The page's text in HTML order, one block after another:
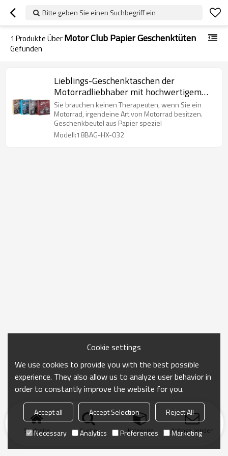
Bitte geben Sie einen Suchbegriff ein
1 Produkte ÜberMotor Club Papier Geschenktüten
Gefunden
Lieblings-Geschenktaschen der
Motorradliebhaber mit hochwertigem
Papier und 4 Designs in Tongle-
Verpackung
Sie brauchen keinen Therapeuten, wenn Sie ein
Motorrad, irgendeine Art von Motorrad besitzen.
Geschenkbeutel aus Papier speziel
Modell:18BAG-HX-032
Startseite Suche Kategorie Anfrage senden
Cookie settings
We use cookies to provide you with the best possible
experience. They also allow us to analyze user behavior in
order to constantly improve the website for you.
Accept all Accept Selection
Reject All
Necessary
Analytics Preferences Marketing